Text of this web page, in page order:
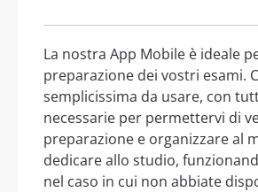
La nostra App Mobile è ideale
preparazione dei vostri esami.
semplicissima da usare, con
necessarie per permettervi di
preparazione e organizzare al
dedicare allo studio,
nel caso in cui non abbiate